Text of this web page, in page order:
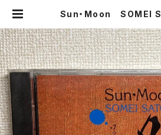
Sun・Moon SOMEI
Miyashita】レコード会
RECORDS 1994年 |
Collective